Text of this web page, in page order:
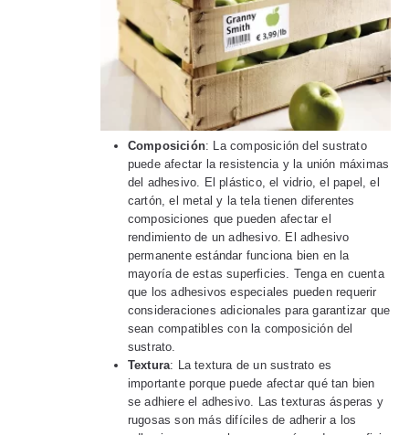
Composición: La composición del sustrato
puede afectar la resistencia y la unión máximas
del adhesivo. El plástico, el vidrio, el papel, el
cartón, el metal y la tela tienen diferentes
composiciones que pueden afectar el
rendimiento de un adhesivo. El adhesivo
permanente estándar funciona bien en la
mayoría de estas superficies. Tenga en cuenta
que los adhesivos especiales pueden requerir
consideraciones adicionales para garantizar que
sean compatibles con la composición del
sustrato.
Textura: La textura de un sustrato es
importante porque puede afectar qué tan bien
se adhiere el adhesivo. Las texturas ásperas y
rugosas son más difíciles de adherir a los